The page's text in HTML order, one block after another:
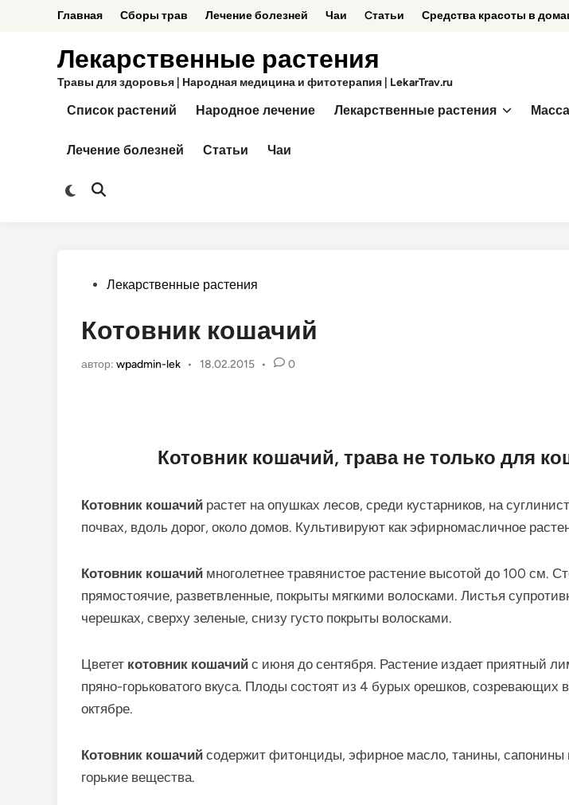
содержимому
Главная Сборы трав Лечение болезней Чаи Cтатьи Средства красоты в
Лекарственные растения
Травы для здоровья | Народная медицина и фитотерапия | LekarTrav.ru
Список растений Народное лечение Лекарственные растения
Лечение болезней Статьи Чаи
Переключить
Открыть
Опубликовано
Лекарственные растения
Котовник кошачий
автор: wpadmin-lek • 18.02.2015 • 0
Котовник кошачий, трава не только для
Котовник кошачий растет на опушках лесов, среди кустарников, на
почвах, вдоль дорог, около домов. Культивируют как эфирномасличное
Котовник кошачий многолетнее травянистое растение высотой до 100 см.
прямостоячие, разветвленные, покрыты мягкими волосками. Листья
черешках, сверху зеленые, снизу густо покрыты волосками.
Цветет котовник кошачий с июня до сентября. Растение издает приятный
пряно-горьковатого вкуса. Плоды состоят из 4 бурых орешков,
октябре.
Котовник кошачий содержит фитонциды, эфирное масло, танины, сапонины
горькие вещества.